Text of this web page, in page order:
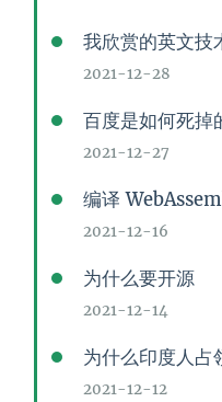
我欣赏的英文技
2021-12-28
百度是如何死掉
2021-12-27
编译
2021-12-16
为什么要开源
2021-12-14
为什么印度人占
2021-12-12